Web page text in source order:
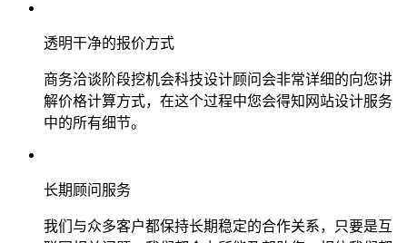
透明干净的报价方式
商务洽谈阶段挖机会科技设计顾问会非常详细的向您讲
解价格计算方式，在这个过程中您会得知网站设计服务
中的所有细节。
长期顾问服务
我们与众多客户都保持长期稳定的合作关系，只要是互